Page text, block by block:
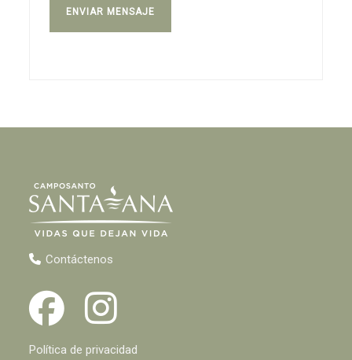
Contáctenos
Política de privacidad